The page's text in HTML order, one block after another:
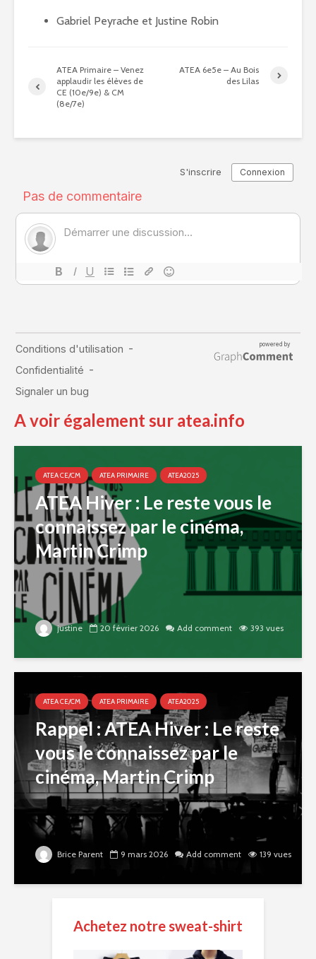
Gabriel Peyrache et Justine Robin
ATEA Primaire – Venez
applaudir les élèves de
CE (10e/9e) & CM
(8e/7e)
ATEA 6e5e – Au Bois
des Lilas
A voir également sur atea.info
ATEA CE/CM ATEA PRIMAIRE ATEA2025
ATEA Hiver : Le reste vous le
connaissez par le cinéma,
Martin Crimp
justine 20 février 2026 Add comment 393 vues
ATEA CE/CM ATEA PRIMAIRE ATEA2025
Rappel : ATEA Hiver : Le reste
vous le connaissez par le
cinéma, Martin Crimp
Brice Parent 9 mars 2026 Add comment 139 vues
Achetez notre sweat-shirt